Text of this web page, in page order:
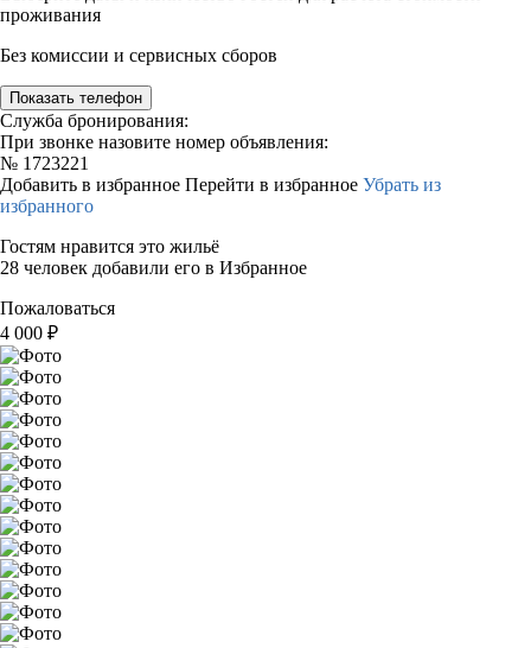
проживания
Без комиссии и сервисных сборов
Показать телефон
Служба бронирования:
При звонке назовите номер объявления:
№ 1723221
Добавить в избранное Перейти в избранное Убрать из
избранного
Гостям нравится это жильё
28 человек добавили его в Избранное
Пожаловаться
4 000 ₽